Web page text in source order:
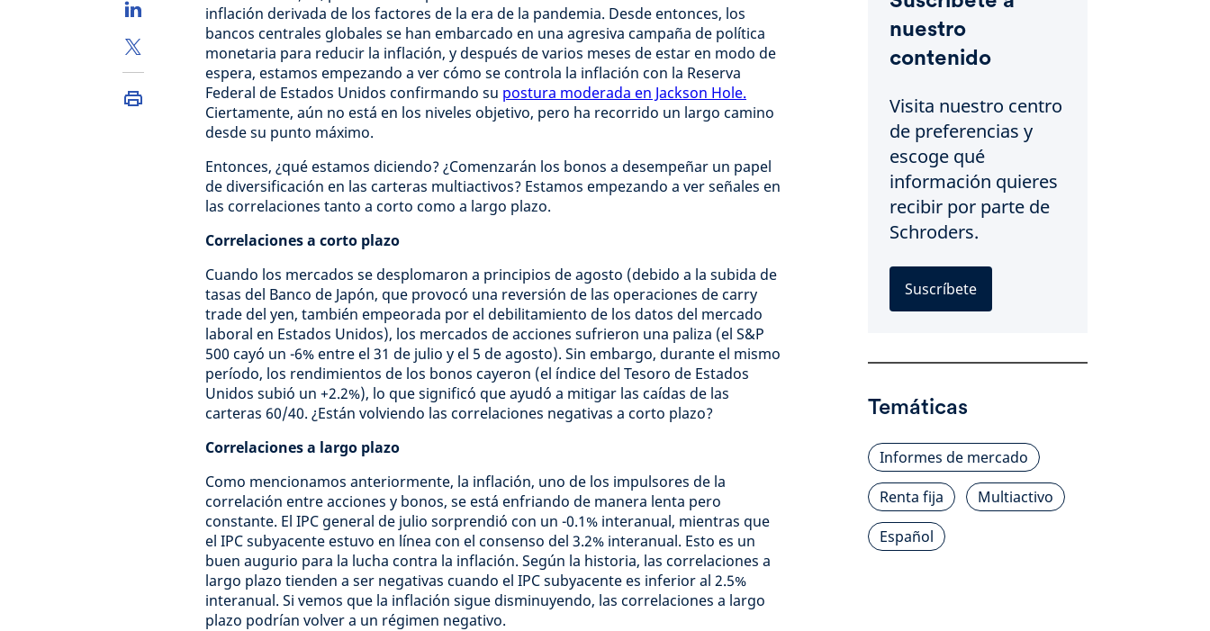
inflación derivada de los factores de la era de la pandemia. Desde entonces, los
bancos centrales globales se han embarcado en una agresiva campaña de política
monetaria para reducir la inflación, y después de varios meses de estar en modo de
espera, estamos empezando a ver cómo se controla la inflación con la Reserva
Federal de Estados Unidos confirmando su postura moderada en Jackson Hole.
Ciertamente, aún no está en los niveles objetivo, pero ha recorrido un largo camino
desde su punto máximo.
Entonces, ¿qué estamos diciendo? ¿Comenzarán los bonos a desempeñar un papel
de diversificación en las carteras multiactivos? Estamos empezando a ver señales en
las correlaciones tanto a corto como a largo plazo.
Correlaciones a corto plazo
Cuando los mercados se desplomaron a principios de agosto (debido a la subida de
tasas del Banco de Japón, que provocó una reversión de las operaciones de carry
trade del yen, también empeorada por el debilitamiento de los datos del mercado
laboral en Estados Unidos), los mercados de acciones sufrieron una paliza (el S&P
500 cayó un -6% entre el 31 de julio y el 5 de agosto). Sin embargo, durante el mismo
período, los rendimientos de los bonos cayeron (el índice del Tesoro de Estados
Unidos subió un +2.2%), lo que significó que ayudó a mitigar las caídas de las
carteras 60/40. ¿Están volviendo las correlaciones negativas a corto plazo?
Correlaciones a largo plazo
Como mencionamos anteriormente, la inflación, uno de los impulsores de la
correlación entre acciones y bonos, se está enfriando de manera lenta pero
constante. El IPC general de julio sorprendió con un -0.1% interanual, mientras que
el IPC subyacente estuvo en línea con el consenso del 3.2% interanual. Esto es un
buen augurio para la lucha contra la inflación. Según la historia, las correlaciones a
largo plazo tienden a ser negativas cuando el IPC subyacente es inferior al 2.5%
interanual. Si vemos que la inflación sigue disminuyendo, las correlaciones a largo
plazo podrían volver a un régimen negativo.
nuestro
contenido
Visita nuestro centro
de preferencias y
escoge qué
información quieres
recibir por parte de
Schroders.
Suscríbete
Temáticas
Informes de mercado
Renta fija
Multiactivo
Español